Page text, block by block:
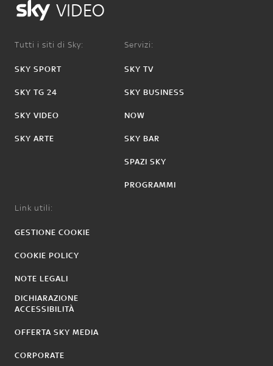
VIDEO
Tutti i siti di Sky:
SKY SPORT
SKY TG 24
SKY VIDEO
SKY ARTE
Servizi:
SKY TV
SKY BUSINESS
NOW
SKY BAR
SPAZI SKY
PROGRAMMI
Link utili:
GESTIONE COOKIE
COOKIE POLICY
NOTE LEGALI
DICHIARAZIONE
ACCESSIBILITÀ
OFFERTA SKY MEDIA
CORPORATE